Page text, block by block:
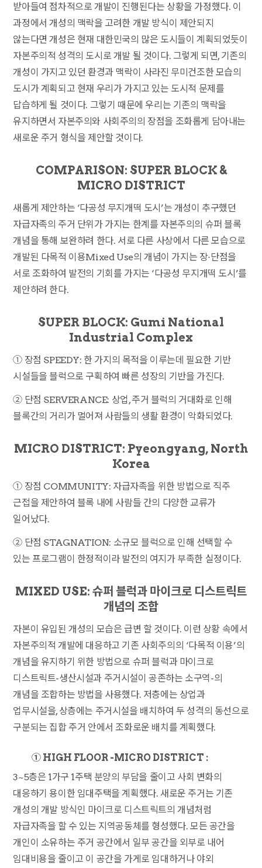
받아들여 점차적으로 개발이 진행된다는 상황을 가정했다. 이
과정에서 개성의 맥락을 고려한 개발 방식이 제안되지
않는다면 개성은 현재 대한민국의 많은 도시들이 계획되었듯이
자본주의적 성격의 도시로 개발 될 것이다. 그렇게 되면, 기존의
개성이 가지고 있던 환경과 맥락이 사라진 무미건조한 모습의
도시가 계획되고 현재 우리가 가지고 있는 도시적 문제를
답습하게 될 것이다. 그렇기 때문에 우리는 기존의 맥락을
유지하면서 자본주의와 사회주의의 장점을 조화롭게 담아내는
새로운 주거 형식을 제안할 것이다.
COMPARISON: SUPER BLOCK &
MICRO DISTRICT
새롭게 제안하는 ‘다공성 무지개떡 도시’는 개성이 추구했던
자급자족의 주거 단위가 가지는 한계를 자본주의의 슈퍼 블록
개념을 통해 보완하려 한다. 서로 다른 사상에서 다른 모습으로
개발된 다목적 이용Mixed Use의 개념이 가지는 장·단점을
서로 조화하여 발전의 기회를 가지는 ‘다공성 무지개떡 도시’를
제안하려 한다.
SUPER BLOCK: Gumi National
Industrial Complex
① 장점 SPEEDY: 한 가지의 목적을 이루는데 필요한 기반
시설들을 블럭으로 구획하여 빠른 성장의 기반을 가진다.
② 단점 SERVERANCE: 상업, 주거 블럭의 거대화로 인해
블록간의 거리가 멀어져 사람들의 생활 환경이 악화되었다.
MICRO DISTRICT: Pyeongyang, North
Korea
① 장점 COMMUNITY: 자급자족을 위한 방법으로 직주
근접을 제안하여 블록 내에 사람들 간의 다양한 교류가
일어났다.
② 단점 STAGNATION: 소규모 블럭으로 인해 선택할 수
있는 프로그램이 한정적이라 발전의 여지가 부족한 실정이다.
MIXED USE: 슈퍼 블럭과 마이크로 디스트릭트
개념의 조합
자본이 유입된 개성의 모습은 급변 할 것이다. 이런 상황 속에서
자본주의적 개발에 대응하고 기존 사회주의의 ‘다목적 이용’의
개념을 유지하기 위한 방법으로 슈퍼 블럭과 마이크로
디스트릭트-생산시설과 주거시설이 공존하는 소구역-의
개념을 조합하는 방법을 사용했다. 저층에는 상업과
업무시설을, 상층에는 주거시설을 배치하여 두 성격의 동선으로
구분되는 집합 주거 안에서 조화로운 배치를 계획했다.
① HIGH FLOOR -MICRO DISTRICT :
3~5층은 1가구 1주택 분양의 부담을 줄이고 사회 변화의
대응하기 용이한 임대주택을 계획했다. 새로운 주거는 기존
개성의 개발 방식인 마이크로 디스트릭트의 개념처럼
자급자족을 할 수 있는 지역공동체를 형성했다. 모든 공간을
개인이 소유하는 주거 공간에서 일부 공간을 외부로 내어
임대비용을 줄이고 이 공간을 가게로 임대하거나 야외